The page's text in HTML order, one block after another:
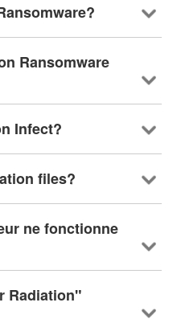
?
Ransomware
Infect?
files?
ne fonctionne
Radiation"